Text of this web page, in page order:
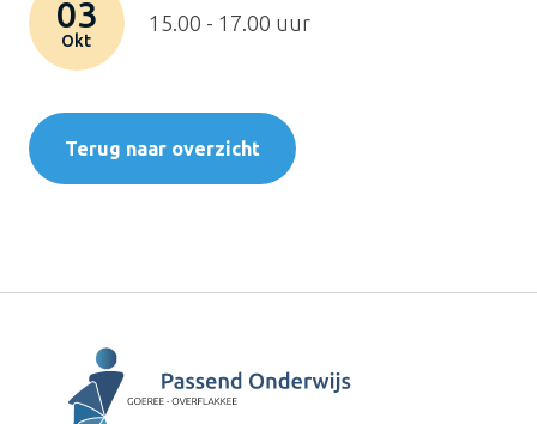
03
Okt
15.00 - 17.00 uur
Terug naar overzicht